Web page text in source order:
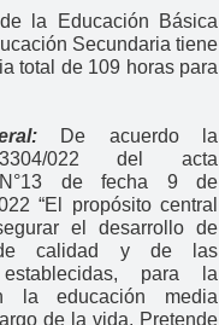
la Educación Básica
Secundaria tiene
total de 109 horas para
De acuerdo la
022 del acta
N°13 de fecha 9 de
“El propósito central
el desarrollo de
de calidad y de las
establecidas, para la
la educación media
de la vida. Pretende